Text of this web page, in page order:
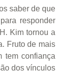
saber de que
responder
Kim tornou a
Fruto de mais
tem confiança
dos vínculos